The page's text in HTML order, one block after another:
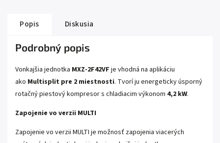
Popis Diskusia
Podrobný popis
Vonkajšia jednotka MXZ-2F42VF je vhodná na aplikáciu
ako Multisplit pre 2 miestnosti. Tvorí ju energeticky úsporný
rotačný piestový kompresor s chladiacim výkonom 4,2 kW.
Zapojenie vo verzii MULTI
Zapojenie vo verzii MULTI je možnosť zapojenia viacerých